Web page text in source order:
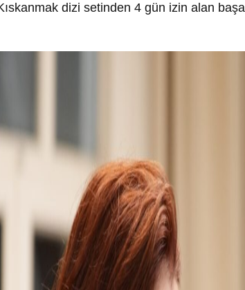
dizi setinden 4 gün izin alan